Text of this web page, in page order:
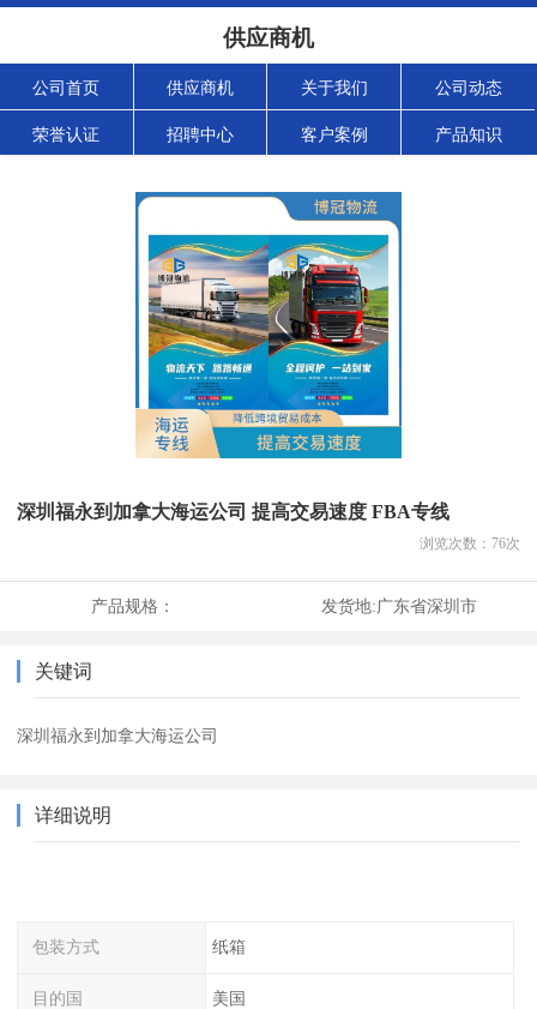
供应商机
公司首页 供应商机 关于我们 公司动态
荣誉认证 招聘中心 客户案例 产品知识
深圳福永到加拿大海运公司 提高交易速度 FBA专线
浏览次数： 76次
产品规格： 发货地:广东省深圳市
关键词
深圳福永到加拿大海运公司
详细说明
包装方式 纸箱
目的国 美国